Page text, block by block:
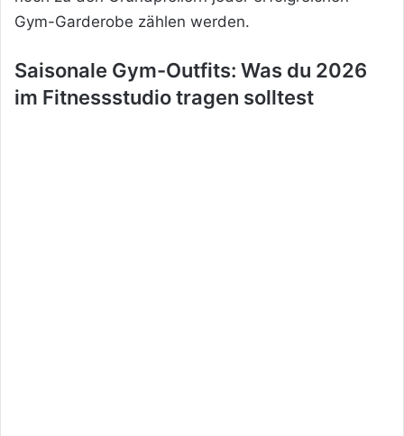
Gym-Garderobe zählen werden.
Saisonale Gym-Outfits: Was du 2026
im Fitnessstudio tragen solltest